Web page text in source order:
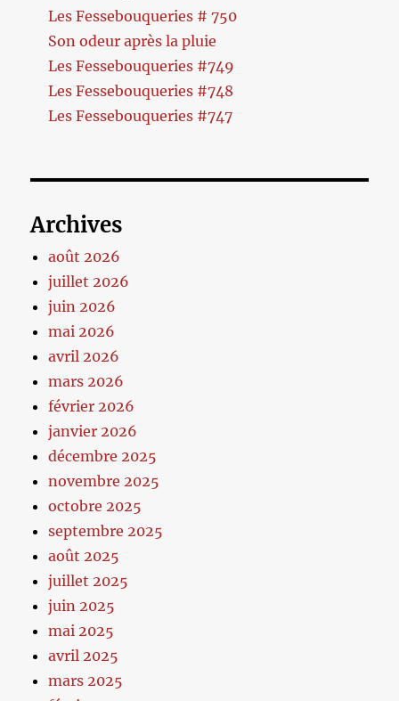
Les Fessebouqueries # 750
Son odeur après la pluie
Les Fessebouqueries #749
Les Fessebouqueries #748
Les Fessebouqueries #747
Archives
août 2026
juillet 2026
juin 2026
mai 2026
avril 2026
mars 2026
février 2026
janvier 2026
décembre 2025
novembre 2025
octobre 2025
septembre 2025
août 2025
juillet 2025
juin 2025
mai 2025
avril 2025
mars 2025